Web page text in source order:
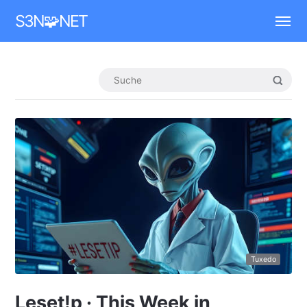
S3N🧩NET
Tuxedo
Leset!p · This Week in